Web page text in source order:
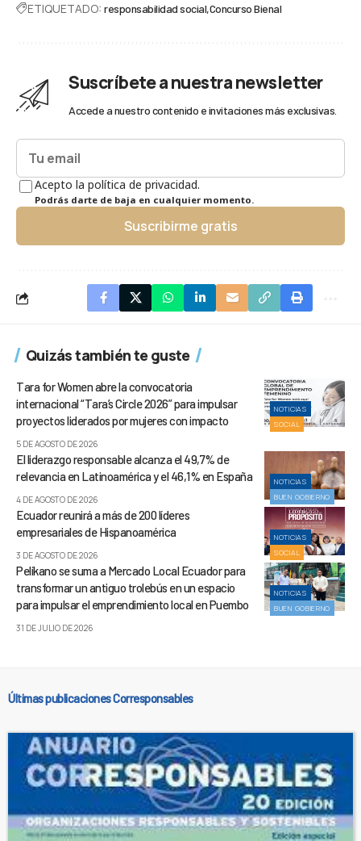
ETIQUETADO: responsabilidad social Concurso Bienal
Suscríbete a nuestra newsletter
Accede a nuestro contenido e invitaciones más exclusivas.
Acepto la política de privacidad.
Podrás darte de baja en cualquier momento.
Suscribirme gratis
Quizás también te guste
NOTICIAS
SOCIAL
Tara for Women abre la convocatoria
internacional “Tara’s Circle 2026” para impulsar
proyectos liderados por mujeres con impacto
5 DE AGOSTO DE 2026
NOTICIAS
BUEN GOBIERNO
El liderazgo responsable alcanza el 49,7% de
relevancia en Latinoamérica y el 46,1% en España
4 DE AGOSTO DE 2026
NOTICIAS
SOCIAL
Ecuador reunirá a más de 200 líderes
empresariales de Hispanoamérica
3 DE AGOSTO DE 2026
NOTICIAS
BUEN GOBIERNO
Pelíkano se suma a Mercado Local Ecuador para
transformar un antiguo trolebús en un espacio
para impulsar el emprendimiento local en Puembo
31 DE JULIO DE 2026
Últimas publicaciones Corresponsables